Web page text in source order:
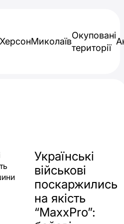
ХерсонМиколаїв
Окуповані
території
Українські
військові
поскаржились
на якість
“MaxxPro”: